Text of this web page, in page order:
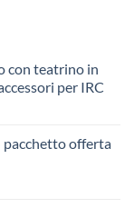
con teatrino in
per IRC
pacchetto offerta